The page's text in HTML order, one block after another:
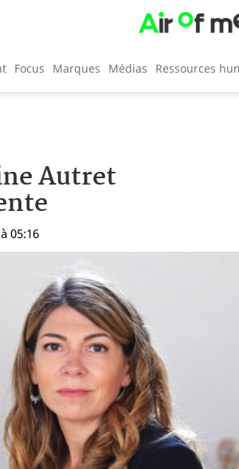
Focus Marques Médias Ressources
Autret
05:16